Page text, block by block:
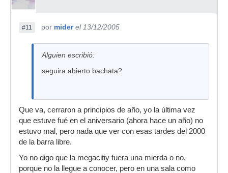
#11 por mider el 13/12/2005
Alguien escribió:
seguira abierto bachata?
Que va, cerraron a principios de año, yo la última vez
que estuve fué en el aniversario (ahora hace un año) no
estuvo mal, pero nada que ver con esas tardes del 2000
de la barra libre.
Yo no digo que la megacitiy fuera una mierda o no,
porque no la llegue a conocer, pero en una sala como